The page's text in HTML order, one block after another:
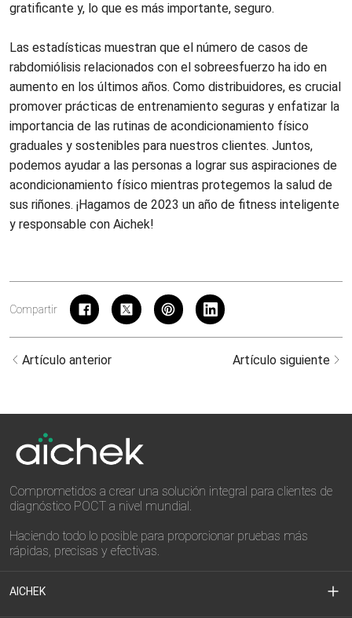
gratificante y, lo que es más importante, seguro.
Las estadísticas muestran que el número de casos de
rabdomiólisis relacionados con el sobreesfuerzo ha ido en
aumento en los últimos años. Como distribuidores, es crucial
promover prácticas de entrenamiento seguras y enfatizar la
importancia de las rutinas de acondicionamiento físico
graduales y sostenibles para nuestros clientes. Juntos,
podemos ayudar a las personas a lograr sus aspiraciones de
acondicionamiento físico mientras protegemos la salud de
sus riñones. ¡Hagamos de 2023 un año de fitness inteligente
y responsable con Aichek!
Compartir
Artículo anterior Artículo siguiente
Comprometidos a crear una solución integral para clientes de
diagnóstico POCT a nivel mundial.
Haciendo todo lo posible para proporcionar pruebas más
rápidas, precisas y efectivas.
AICHEK